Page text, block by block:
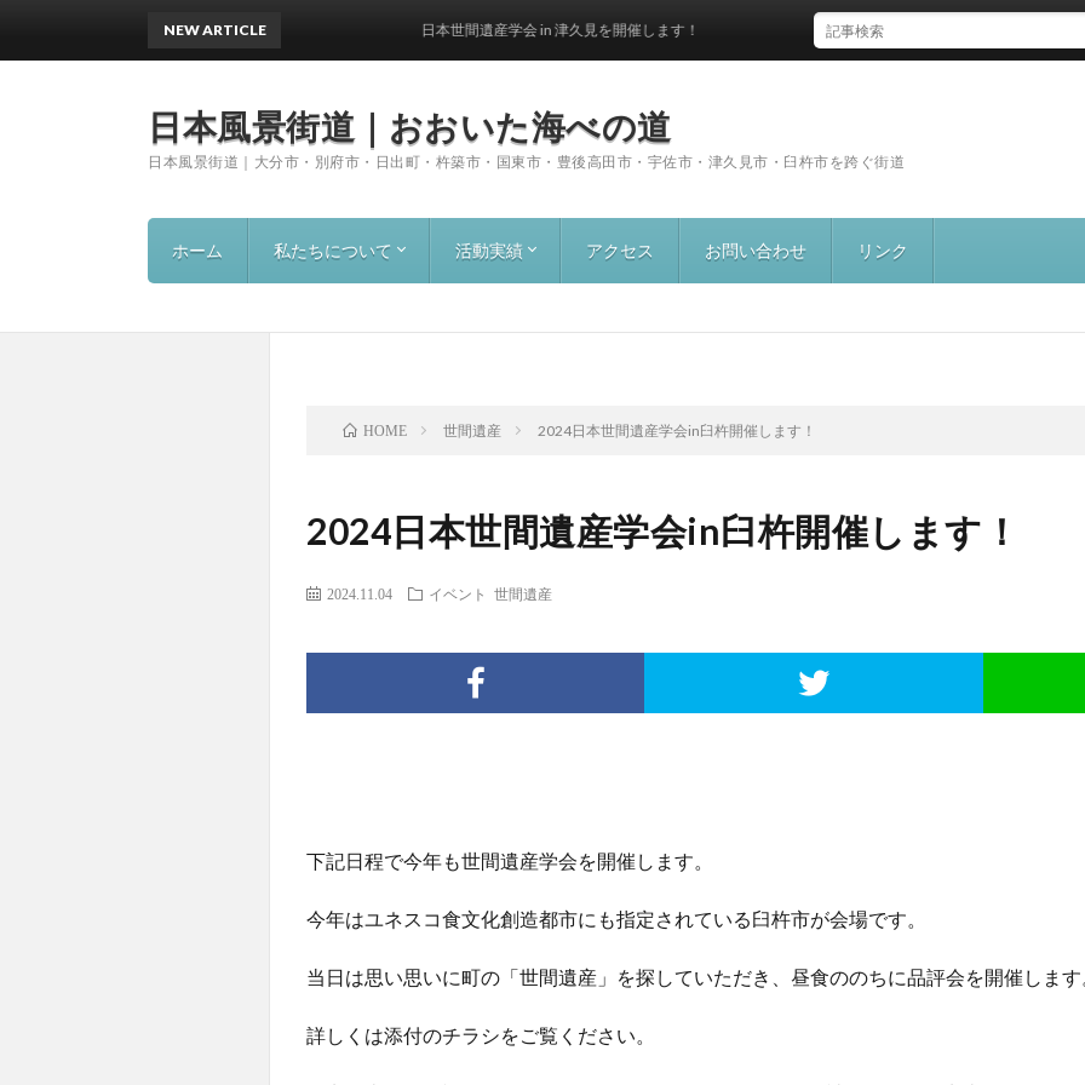
日本風景街道｜おおいた海べの道
日本風景街道｜大分市・別府市・日出町・杵築市・国東市・豊後高田市・宇佐市・津久見市・臼杵市を跨ぐ街道
ホーム 私たちについて 活動実績 アクセス お問い合わせ リンク
NEW ARTICLE 日本世間遺産学会 in 津久見を開催します！
HOME 世間遺産 2024日本世間遺産学会in臼杵開催します！
2024日本世間遺産学会in臼杵開催します！
2024.11.04 イベント 世間遺産
下記日程で今年も世間遺産学会を開催します。
今年はユネスコ食文化創造都市にも指定されている臼杵市が会場です。
当日は思い思いに町の「世間遺産」を探していただき、昼食ののちに品評会を開催しま
詳しくは添付のチラシをご覧ください。